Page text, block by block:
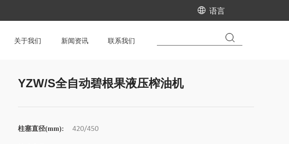
语言
关于我们 新闻资讯 联系我们
YZW/S全自动碧根果液压榨油机
柱塞直径(mm): 420/450